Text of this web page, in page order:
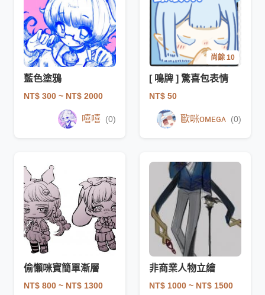
藍色塗鴉
NT$ 300 ~ NT$ 2000
嘻嘻 (0)
尚餘 10
[ 鳴牌 ] 驚喜包表情
NT$ 50
歐咪ᴏᴍᴇɢᴀ (0)
偷懶咪寶簡單漸層
NT$ 800 ~ NT$ 1300
非商業人物立繪
NT$ 1000 ~ NT$ 1500